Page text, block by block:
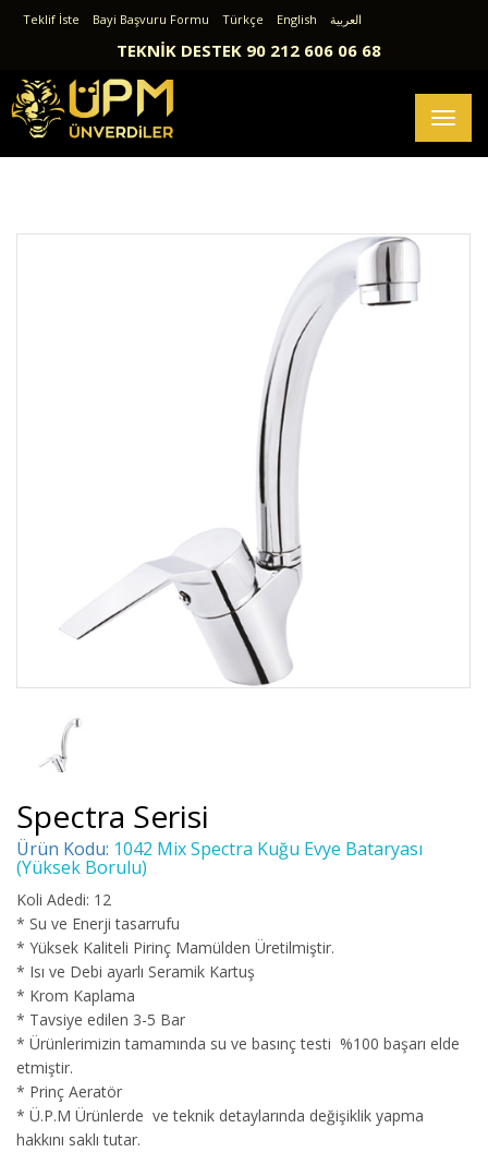
Teklif İste Bayi Başvuru Formu Türkçe English العربية
TEKNİK DESTEK 90 212 606 06 68
Spectra Serisi
Ürün Kodu: 1042 Mix Spectra Kuğu Evye Bataryası
(Yüksek Borulu)
Koli Adedi: 12
* Su ve Enerji tasarrufu
* Yüksek Kaliteli Pirinç Mamülden Üretilmiştir.
* Isı ve Debi ayarlı Seramik Kartuş
* Krom Kaplama
* Tavsiye edilen 3-5 Bar
* Ürünlerimizin tamamında su ve basınç testi %100 başarı elde
etmiştir.
* Prinç Aeratör
* Ü.P.M Ürünlerde ve teknik detaylarında değişiklik yapma
hakkını saklı tutar.